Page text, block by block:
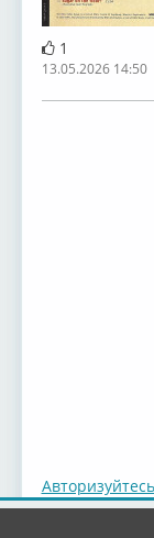
1
13.05.2026 14:50
Авторизуйтесь